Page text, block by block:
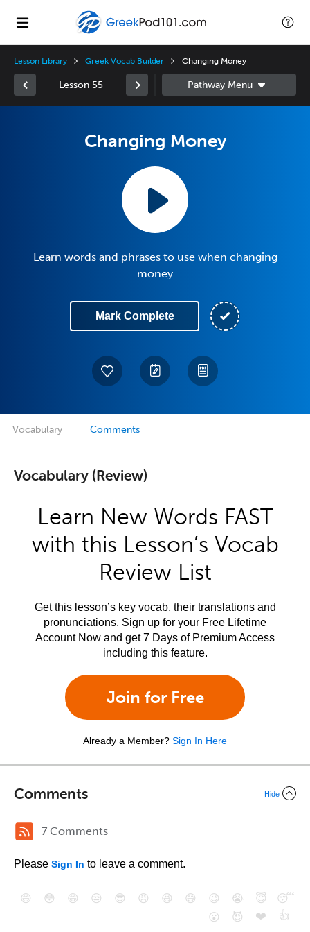
Lesson Library Greek Vocab Builder Changing Money
Lesson 55
Changing Money
Learn words and phrases to use when changing
money
Mark Complete
Vocabulary Comments
Vocabulary (Review)
Learn New Words FAST
with this Lesson’s Vocab
Review List
Get this lesson’s key vocab, their translations and
pronunciations. Sign up for your Free Lifetime
Account Now and get 7 Days of Premium Access
including this feature.
Join for Free
Already a Member? Sign In Here
Comments Hide
7 Comments
Please Sign In to leave a comment.
😄 😳 😁 😒 😎 😠 😆 😅 😉 😭 😇
😴
😮
😈 ❤️ 👍